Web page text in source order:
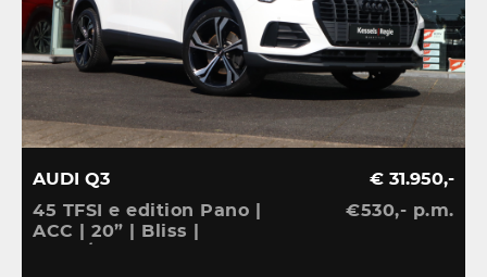
AUDI Q3
45 TFSI e edition Pano |
ACC | 20” | Bliss |
€ 31.950,-
€530,- p.m.